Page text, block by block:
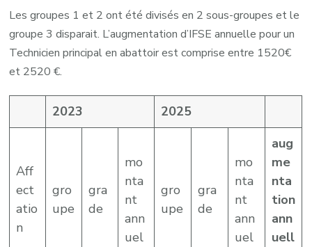
Les groupes 1 et 2 ont été divisés en 2 sous-groupes et le
groupe 3 disparait. L’augmentation d’IFSE annuelle pour un
Technicien principal en abattoir est comprise entre 1520€
et 2520 €.
2023 2025
Aff
ect
atio
n
gro
upe
gra
de
mo
nta
nt
ann
uel
gro
upe
gra
de
mo
nta
nt
ann
uel
aug
me
nta
tion
ann
uell